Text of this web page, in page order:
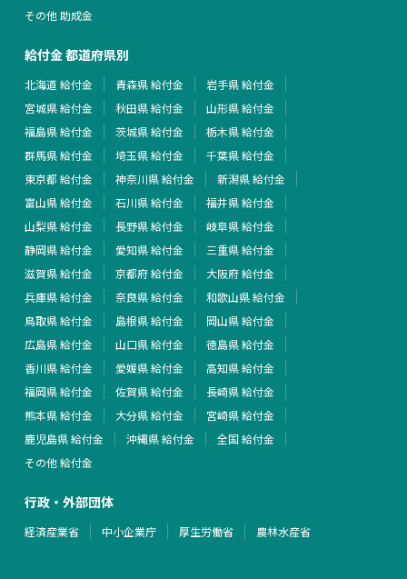
その他 助成金
給付金 都道府県別
北海道 給付金 青森県 給付金
岩手県 給付金
宮城県 給付金
秋田県 給付金
山形県 給付金
福島県 給付金
茨城県 給付金
栃木県 給付金
群馬県 給付金
埼玉県 給付金
千葉県 給付金
東京都 給付金
神奈川県 給付金
新潟県 給付金
富山県 給付金
石川県 給付金
福井県 給付金
山梨県 給付金
長野県 給付金
岐阜県 給付金
静岡県 給付金
愛知県 給付金
三重県 給付金
滋賀県 給付金
京都府 給付金
大阪府 給付金
兵庫県 給付金
奈良県 給付金
和歌山県 給付金
鳥取県 給付金
島根県 給付金
岡山県 給付金
広島県 給付金
山口県 給付金
徳島県 給付金
香川県 給付金
愛媛県 給付金
高知県 給付金
福岡県 給付金
佐賀県 給付金
長崎県 給付金
熊本県 給付金
大分県 給付金
宮崎県 給付金
鹿児島県 給付金
沖縄県 給付金
全国 給付金
その他 給付金
行政・外部団体
経済産業省 中小企業庁 厚生労働省 農林水産省